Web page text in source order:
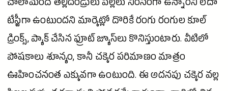
చాలామంది తల్లిదండ్రులు పిల్లలు నీరసంగా ఉన్నారని లేదా
టేస్టీగా ఉంటుందని మార్కెట్లో దొరికే రంగు రంగుల కూల్
డ్రింక్స్, ప్యాక్ చేసినఫ్రూట్జ్యూస్‌లు కొనిస్తుంటారు. వీటిలో
పోషకాలు శూన్యం, కానీ చక్కెర పరిమాణం మాత్రం
ఊహించనంత ఎక్కువగా ఉంటుంది. ఈ అదనపు చక్కెర వల్ల